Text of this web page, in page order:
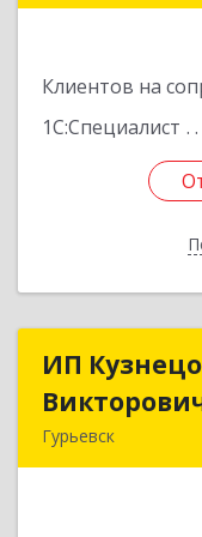
Клиентов на
1С:Специалист
ИП
Гурьевск